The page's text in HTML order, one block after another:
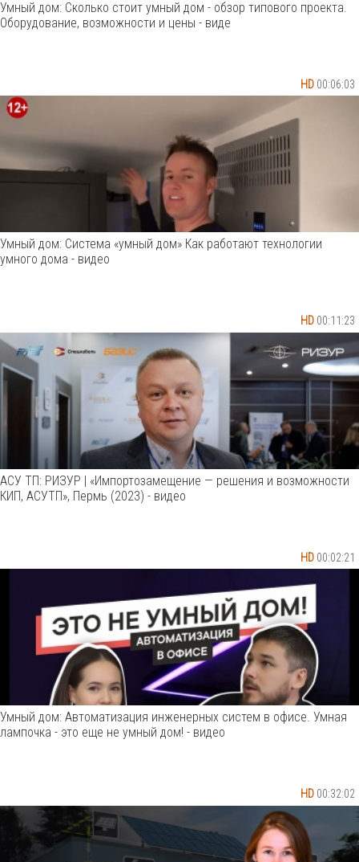
HD 00:06:03
Умный дом: Сколько стоит умный дом - обзор типового проекта.
Оборудование, возможности и цены - виде
HD 00:11:23
Умный дом: Система «умный дом» Как работают технологии
умного дома - видео
HD 00:02:21
АСУ ТП: РИЗУР | «Импортозамещение — решения и возможности
КИП, АСУТП», Пермь (2023) - видео
HD 00:32:02
Умный дом: Автоматизация инженерных систем в офисе. Умная
лампочка - это еще не умный дом! - видео